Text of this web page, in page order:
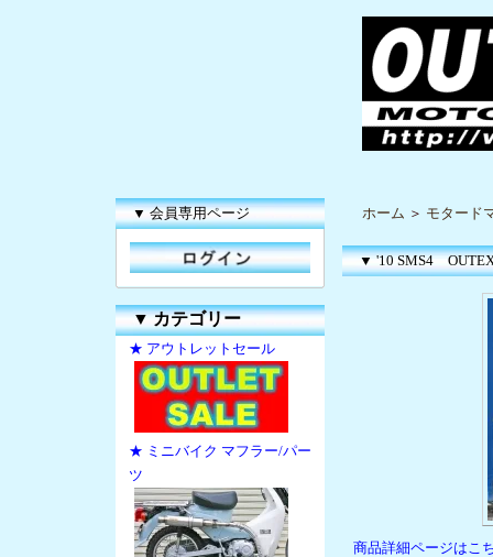
▼ 会員専用ページ
▼カテゴリー
★ アウトレットセール
★ ミニバイク マフラー/パー
ツ
ホーム ＞ モタード
▼ '10 SMS4
商品詳細ページはこ